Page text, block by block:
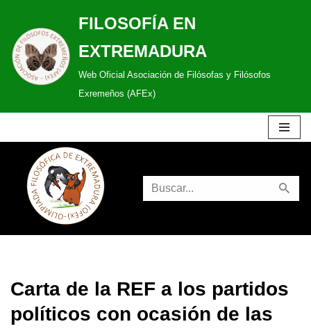
Saltar
al
contenido
FILOSOFÍA EN
EXTREMADURA
Web Oficial Asociación de Filósofas y Filósofos
Exremeños (AFEx)
Carta de la REF a los partidos
políticos con ocasión de las